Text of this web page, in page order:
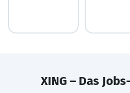
XING – Das